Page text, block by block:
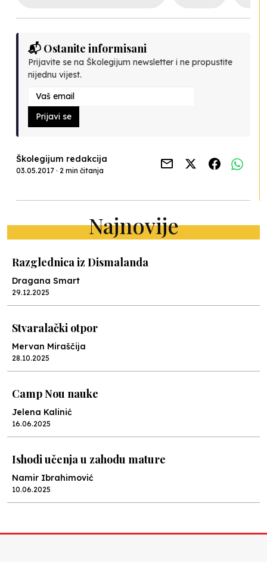
📬 Ostanite informisani
Prijavite se na Školegijum newsletter i ne propustite
nijednu vijest.
Prijavi se
Školegijum redakcija
03.05.2017 · 2 min čitanja
Najnovije
Razglednica iz Dismalanda
Dragana Smart
29.12.2025
Stvaralački otpor
Mervan Miraščija
28.10.2025
Camp Nou nauke
Jelena Kalinić
16.06.2025
Ishodi učenja u zahodu mature
Namir Ibrahimović
10.06.2025